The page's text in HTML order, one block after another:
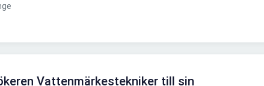
Vattenmärkestekniker till sin